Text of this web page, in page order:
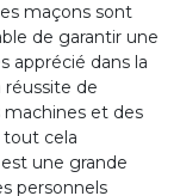
maçons sont
de garantir une
apprécié dans la
réussite de
machines et des
tout cela
une grande
personnels